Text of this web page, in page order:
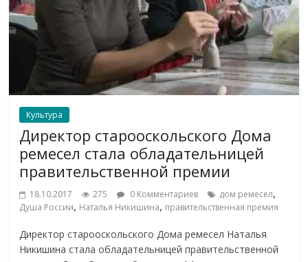
Культура
Директор старооскольского Дома
ремесел стала обладательницей
правительственной премии
18.10.2017 275 0 Комментариев дом ремесел,
Душа России, Наталья Никишина, правительственная премия
Директор старооскольского Дома ремесел Наталья
Никишина стала обладательницей правительственной